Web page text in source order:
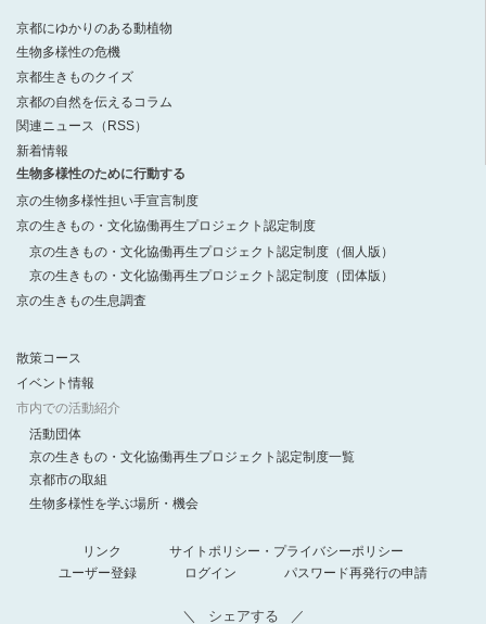
京都にゆかりのある動植物
生物多様性の危機
京都生きものクイズ
京都の自然を伝えるコラム
関連ニュース（RSS）
新着情報
生物多様性のために行動する
京の生物多様性担い手宣言制度
京の生きもの・文化協働再生プロジェクト認定制度
京の生きもの・文化協働再生プロジェクト認定制度（個人版）
京の生きもの・文化協働再生プロジェクト認定制度（団体版）
京の生きもの生息調査
散策コース
イベント情報
市内での活動紹介
活動団体
京の生きもの・文化協働再生プロジェクト認定制度一覧
京都市の取組
生物多様性を学ぶ場所・機会
リンク
サイトポリシー・プライバシーポリシー
ユーザー登録
ログイン パスワード再発行の申請
シェアする